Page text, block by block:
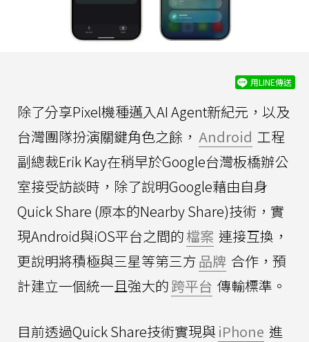
用LINE傳送
除了分享Pixel機種邁入AI Agent新紀元，以及
台灣團隊扮演關鍵角色之餘， Android 工程
副總裁Erik Kay在稍早於Google台灣板橋辦公
室接受訪談時，除了說明Google藉由自身
Quick Share (原本的Nearby Share)技術，實
現Android與iOS平台之間的檔案 連接互換，
更說明將積極與三星等第三方品牌 合作，預
計建立一個統一且強大的跨平台 傳輸標準。
目前透過Quick Share技術實現與 iPhone 進